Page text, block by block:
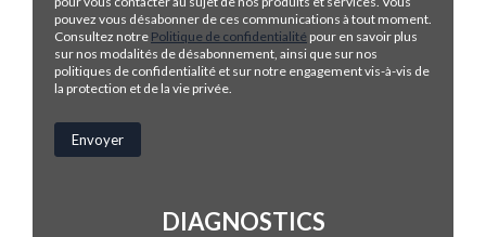
pouvez vous désabonner de ces communications à tout moment.
Consultez notre Politique de confidentialité pour en savoir plus
sur nos modalités de désabonnement, ainsi que sur nos
politiques de confidentialité et sur notre engagement vis-à-vis de
la protection et de la vie privée.
DIAGNOSTICS